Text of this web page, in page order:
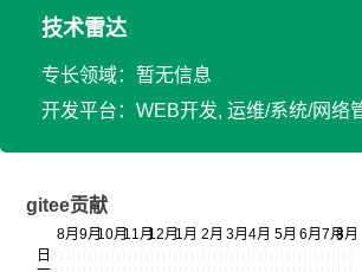
技术雷达
专长领域：暂无信息
开发平台：WEB开发, 运维/系统/网络
gitee贡献